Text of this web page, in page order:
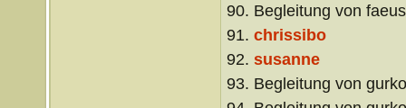
90. Begleitung von
91. chrissibo
92. susanne
93. Begleitung von